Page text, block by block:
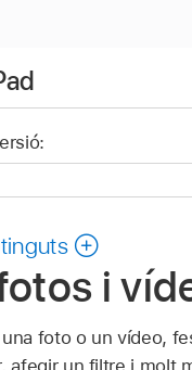
i
foto o un vídeo,
afegir un filtre i molt